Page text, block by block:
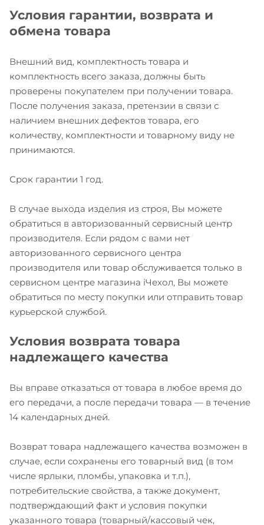
Условия гарантии, возврата и
обмена товара
Внешний вид, комплектность товара и
комплектность всего заказа, должны быть
проверены покупателем при получении товара.
После получения заказа, претензии в связи с
наличием внешних дефектов товара, его
количеству, комплектности и товарному виду не
принимаются.
Срок гарантии 1 год.
В случае выхода изделия из строя, Вы можете
обратиться в авторизованный сервисный центр
производителя. Если рядом с вами нет
авторизованного сервисного центра
производителя или товар обслуживается только в
сервисном центре магазина iЧехол, Вы можете
обратиться по месту покупки или отправить товар
курьерской службой.
Условия возврата товара
надлежащего качества
Вы вправе отказаться от товара в любое время до
его передачи, а после передачи товара — в течение
14 календарных дней.
Возврат товара надлежащего качества возможен в
случае, если сохранены его товарный вид (в том
числе ярлыки, пломбы, упаковка и т.п.),
потребительские свойства, а также документ,
подтверждающий факт и условия покупки
указанного товара (товарный/кассовый чек,